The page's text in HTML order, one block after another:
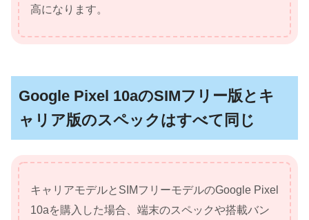
高になります。
Google Pixel 10aのSIMフリー版とキ
ャリア版のスペックはすべて同じ
キャリアモデルとSIMフリーモデルのGoogle Pixel
10aを購入した場合、端末のスペックや搭載バン